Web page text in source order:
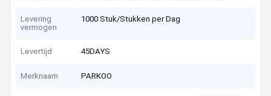
Levering
vermogen
1000 Stuk/Stukken per Dag
Levertijd 45DAYS
Merknaam PARKOO